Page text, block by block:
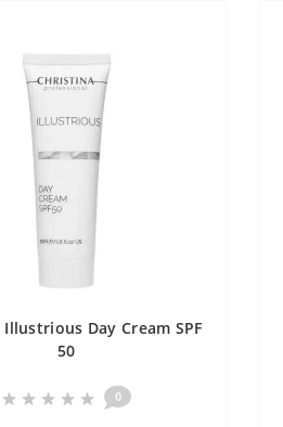
Day Cream SPF
50
0